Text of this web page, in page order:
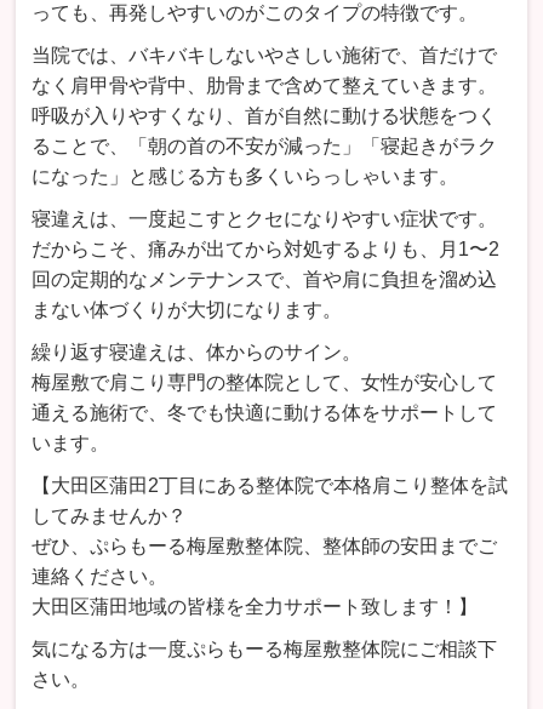
っても、再発しやすいのがこのタイプの特徴です。
当院では、バキバキしないやさしい施術で、首だけで
なく肩甲骨や背中、肋骨まで含めて整えていきます。
呼吸が入りやすくなり、首が自然に動ける状態をつく
ることで、「朝の首の不安が減った」「寝起きがラク
になった」と感じる方も多くいらっしゃいます。
寝違えは、一度起こすとクセになりやすい症状です。
だからこそ、痛みが出てから対処するよりも、月1〜2
回の定期的なメンテナンスで、首や肩に負担を溜め込
まない体づくりが大切になります。
繰り返す寝違えは、体からのサイン。
梅屋敷で肩こり専門の整体院として、女性が安心して
通える施術で、冬でも快適に動ける体をサポートして
います。
【大田区蒲田2丁目にある整体院で本格肩こり整体を試
してみませんか？
ぜひ、ぷらもーる梅屋敷整体院、整体師の安田までご
連絡ください。
大田区蒲田地域の皆様を全力サポート致します！】
気になる方は一度ぷらもーる梅屋敷整体院にご相談下
さい。